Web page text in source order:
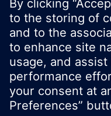
© Siemens
Division - 2016